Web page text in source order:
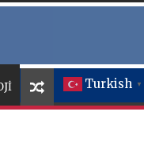
Turkish ▼